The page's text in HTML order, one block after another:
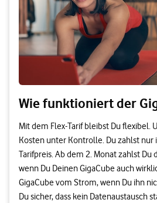
Wie funktioniert der
Mit dem Flex-Tarif bleibst Du flexibel.
Kosten unter Kontrolle. Du zahlst nur
Tarifpreis. Ab dem 2. Monat zahlst Du
wenn Du Deinen GigaCube auch
GigaCube vom Strom, wenn Du ihn
Du sicher, dass kein Datenaustausch